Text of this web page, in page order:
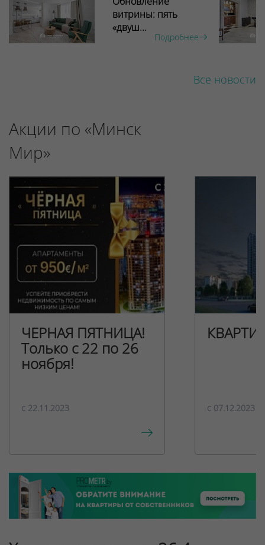
витрины: пять
«двуш...
Подробнее
Все новости
Акции по «Минск
Мир»
ЧЕРНАЯ ПЯТНИЦА!
Только с 22 по 26
ноября!
c 22.11.2023 c 07.12.2023